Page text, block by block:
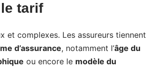
tarif
et complexes. Les assureurs tiennent
d’assurance, notamment l’âge du
ou encore le modèle du